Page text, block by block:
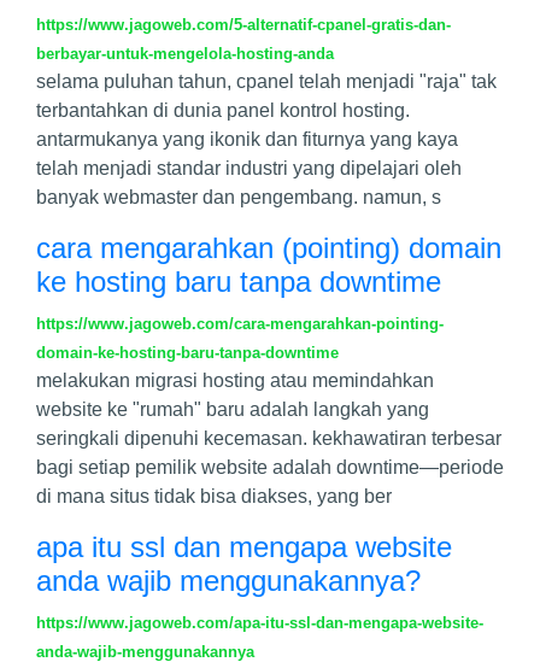
https://www.jagoweb.com/5-alternatif-cpanel-gratis-dan-
berbayar-untuk-mengelola-hosting-anda
selama puluhan tahun, cpanel telah menjadi "raja" tak
terbantahkan di dunia panel kontrol hosting.
antarmukanya yang ikonik dan fiturnya yang kaya
telah menjadi standar industri yang dipelajari oleh
banyak webmaster dan pengembang. namun, s
cara mengarahkan (pointing) domain
ke hosting baru tanpa downtime
https://www.jagoweb.com/cara-mengarahkan-pointing-
domain-ke-hosting-baru-tanpa-downtime
melakukan migrasi hosting atau memindahkan
website ke "rumah" baru adalah langkah yang
seringkali dipenuhi kecemasan. kekhawatiran terbesar
bagi setiap pemilik website adalah downtime—periode
di mana situs tidak bisa diakses, yang ber
apa itu ssl dan mengapa website
anda wajib menggunakannya?
https://www.jagoweb.com/apa-itu-ssl-dan-mengapa-website-
anda-wajib-menggunakannya